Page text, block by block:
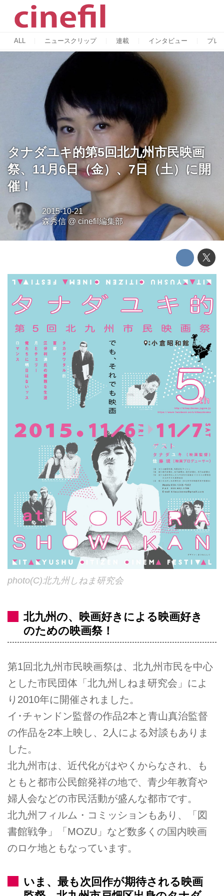
ALL ニュースクリップ 連載 インタビュー プレ
タナダユキ的第5回北九州市民映画
祭、11月6日（金）、7日（土）に開
催！
2015-10-21
森秀信@ cinefil編集部
photo(C)北九州しねま研究会
北九州の、映画好きによる映画好き
のための映画祭！
第1回北九州市民映画祭は、北九州市民を中心
とした市民団体「北九州しねま研究会」によ
り2010年に開催されました。
イ･チャンドン監督の作品2本と青山真治監督
の作品を2本上映し、2人による対談もありま
した。
北九州市は、近代化がはやくからなされ、も
ともと都市公民館発祥の地で、青少年教育や
婦人会などの市民活動が盛んな都市です。
北九州フィルム・コミッションもあり、「図
書館戦争」「MOZU」など数多くの国内映画
のロケ地ともなっています。
いま、最も次回作が期待される映画